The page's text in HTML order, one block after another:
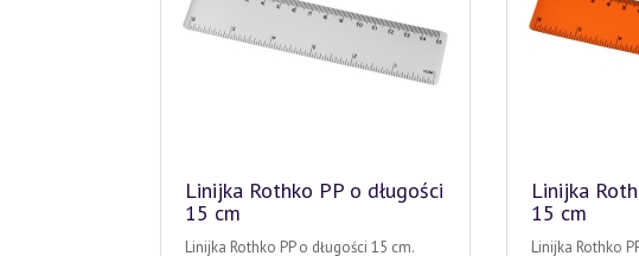
Linijka Rothko PP o długości
15 cm
Linijka Rothko PP o długości 15 cm.
Linijka
15 cm
Linijka Rothko